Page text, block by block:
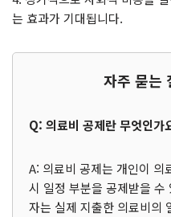
는 효과가 기대됩니다.
자주 묻는
Q: 의료비 공제란 무엇인가
A: 의료비 공제는 개인이 의
시 일정 부분을 공제받을
자는 실제 지출한 의료비의